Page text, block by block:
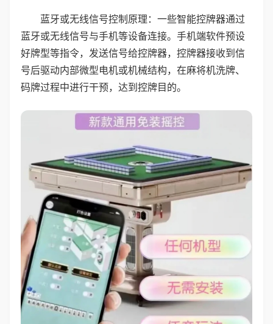
蓝牙或无线信号控制原理：一些智能控牌器通过
蓝牙或无线信号与手机等设备连接。手机端软件预设
好牌型等指令，发送信号给控牌器，控牌器接收到信
号后驱动内部微型电机或机械结构，在麻将机洗牌、
码牌过程中进行干预，达到控牌目的。